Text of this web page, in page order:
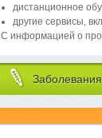
дистанционное
другие сервисы,
С информацией о
Заболевания